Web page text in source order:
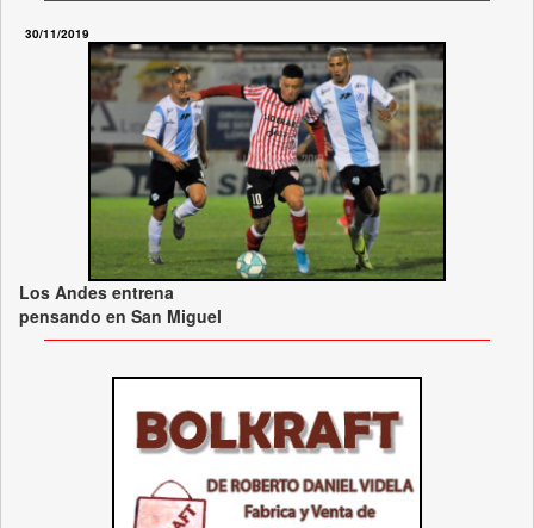
30/11/2019
Los Andes entrena
pensando en San Miguel